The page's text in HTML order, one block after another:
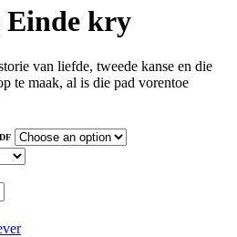
Einde kry
van liefde, tweede kanse en die
te maak, al is die pad vorentoe